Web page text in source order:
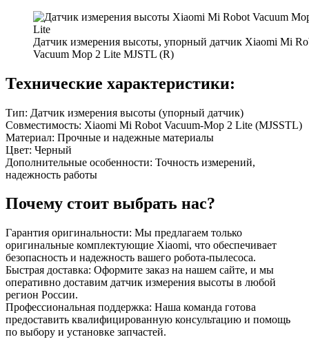
Датчик измерения высоты, упорный датчик Xiaomi Mi
Vacuum Mop 2 Lite MJSTL (R)
Технические характеристики:
Тип: Датчик измерения высоты (упорный датчик)
Совместимость: Xiaomi Mi Robot Vacuum-Mop 2 Lite (MJSSTL)
Материал: Прочные и надежные материалы
Цвет: Черный
Дополнительные особенности: Точность измерений,
надежность работы
Почему стоит выбрать нас?
Гарантия оригинальности: Мы предлагаем только
оригинальные комплектующие Xiaomi, что обеспечивает
безопасность и надежность вашего робота-пылесоса.
Быстрая доставка: Оформите заказ на нашем сайте, и мы
оперативно доставим датчик измерения высоты в любой
регион России.
Профессиональная поддержка: Наша команда готова
предоставить квалифицированную консультацию и помощь
по выбору и установке запчастей.